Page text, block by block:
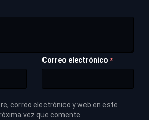
Correo electrónico *
correo electrónico y web en este
vez que comente.